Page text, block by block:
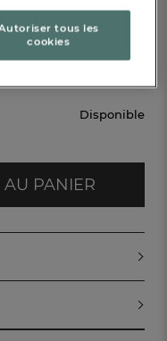
Disponible
AU PANIER
tous les
cookies